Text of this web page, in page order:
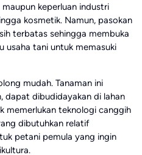
keperluan industri
kosmetik. Namun, pasokan
terbatas sehingga membuka
usaha tani untuk memasuki
mudah. Tanaman ini
dapat dibudidayakan di lahan
memerlukan teknologi canggih
dibutuhkan relatif
petani pemula yang ingin